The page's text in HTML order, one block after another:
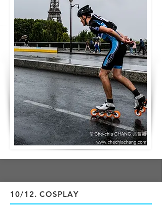
10/12. COSPLAY